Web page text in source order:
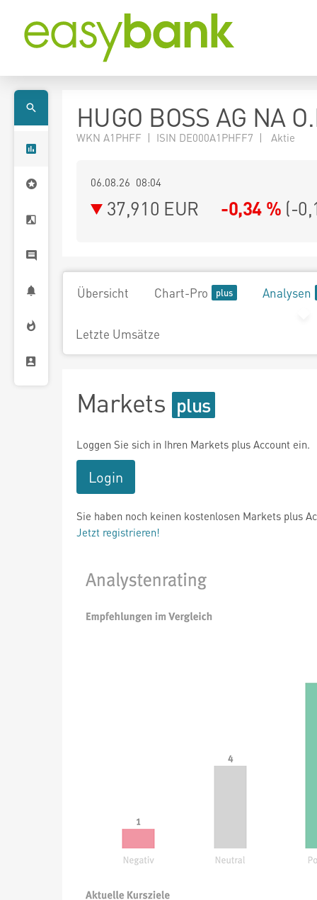
HUGO BOSS AG NA
WKN A1PHFF | ISIN DE000A1PHFF7 | Aktie
06.08.26 08:04
37,910 EUR -0,34 % (-
Übersicht Chart-Pro Analysen
Letzte Umsätze
Markets
Loggen Sie sich in Ihren Markets plus Account ein.
Login
Sie haben noch keinen kostenlosen Markets plus
Jetzt registrieren!